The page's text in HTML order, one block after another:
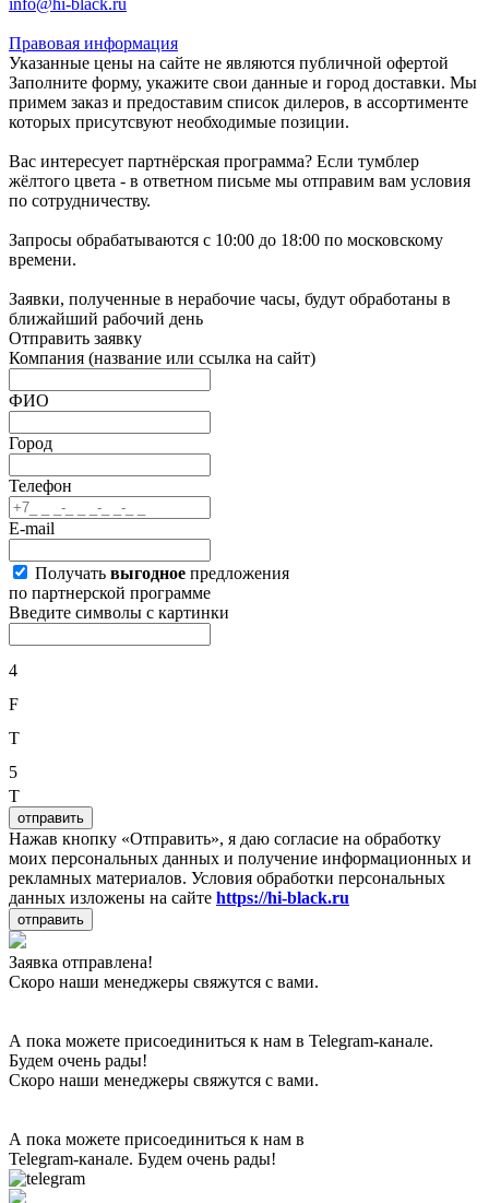
Правовая информация
Указанные цены на сайте не являются публичной офертой
Заполните форму, укажите свои данные и город доставки. Мы
примем заказ и предоставим список дилеров, в ассортименте
которых присутсвуют необходимые позиции.
Вас интересует партнёрская программа? Если тумблер
жёлтого цвета - в ответном письме мы отправим вам условия
по сотрудничеству.
Запросы обрабатываются с 10:00 до 18:00 по московскому
времени.
Заявки, полученные в нерабочие часы, будут обработаны в
ближайший рабочий день
Отправить заявку
Компания (название или ссылка на сайт)
ФИО
Город
Телефон
E-mail
Получать выгодное предложения
по партнерской программе
Введите символы с картинки
4
F
T
5
T
отправить
Нажав кнопку «Отправить», я даю согласие на обработку
моих персональных данных и получение информационных и
рекламных материалов. Условия обработки персональных
данных изложены на сайте https://hi-black.ru
отправить
Заявка отправлена!
Скоро наши менеджеры свяжутся с вами.
А пока можете присоединиться к нам в Telegram-канале.
Будем очень рады!
Скоро наши менеджеры свяжутся с вами.
А пока можете присоединиться к нам в
Telegram-канале. Будем очень рады!